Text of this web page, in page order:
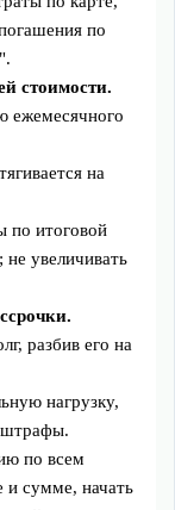
по
стоимости.
ежемесячного
на
по итоговой
увеличивать
разбив его на
нагрузку,
штрафы.
по всем
и сумме, начать